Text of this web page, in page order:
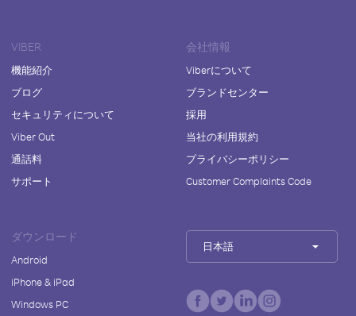
VIBER
機能紹介
ブログ
セキュリティについて
Viber Out
通話料
サポート
会社情報
Viberについて
ブランドセンター
採用
当社の利用規約
プライバシーポリシー
Customer Complaints Code
ダウンロード
Android
iPhone & iPad
Windows PC
日本語